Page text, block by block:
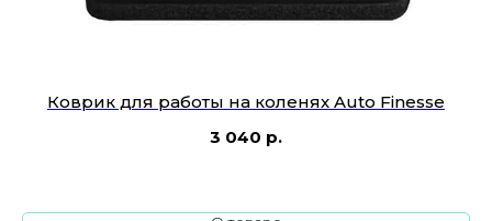
Коврик для работы на коленях Auto Finesse
3 040 р.